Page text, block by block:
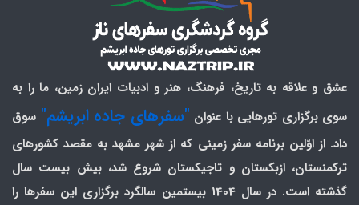
عشق و علاقه به تاریخ، فرهنگ، هنر و ادبیات ایران زمین، ما را به
سوی برگزاری تورهایی با عنوان "سفرهای جاده ابریشم" سوق
داد. از اوّلین برنامه سفر زمینی که از شهر مشهد به مقصد کشورهای
ترکمنستان، ازبکستان و تاجیکستان شروع شد، بیش بیست سال
گذشته است. در سال 1404 بیستمین سالگرد برگزاری این سفرها را